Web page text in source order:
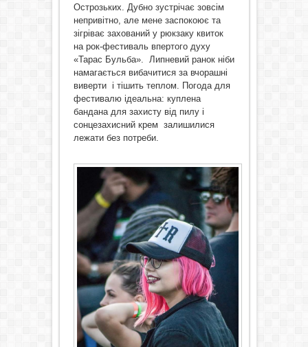
Острозьких. Дубно зустрічає зовсім
непривітно, але мене заспокоює та
зігріває захований у рюкзаку квиток
на рок-фестиваль впертого духу
«Тарас Бульба». Липневий ранок ніби
намагається вибачитися за вчорашні
виверти і тішить теплом. Погода для
фестивалю ідеальна: куплена
бандана для захисту від пилу і
сонцезахисний крем залишилися
лежати без потреби.